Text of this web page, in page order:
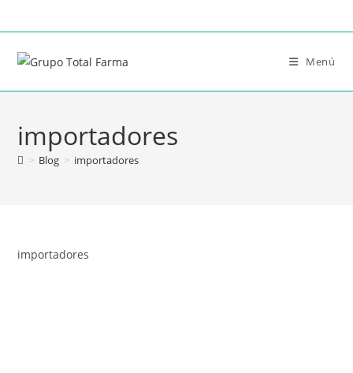
Menú
importadores
> Blog > importadores
importadores